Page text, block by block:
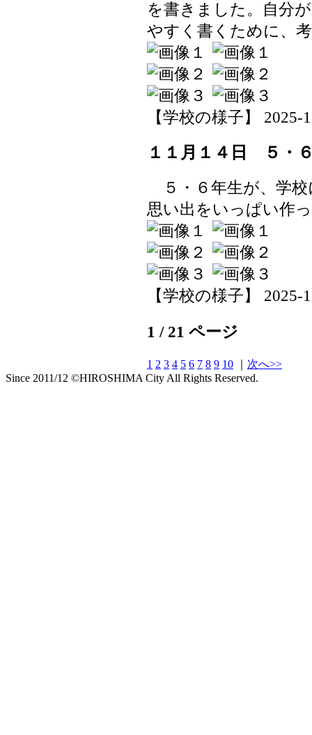
を書きました。自分
やすく書くために、
【学校の様子】 2025-
１１月１４日 ５・
５・６年生が、学
思い出をいっぱい作
【学校の様子】 2025-
1 / 21 ページ
1 2 3 4 5 6 7 8 9 10
次へ>>
Since 2011/12 ©HIROSHIMA City All Rights Reserved.